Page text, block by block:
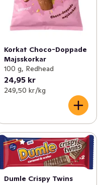
Korkat Choco-Doppade
Majsskorkar
100 g, Redhead
24,95 kr
249,50 kr /kg
Dumle Crispy Twins